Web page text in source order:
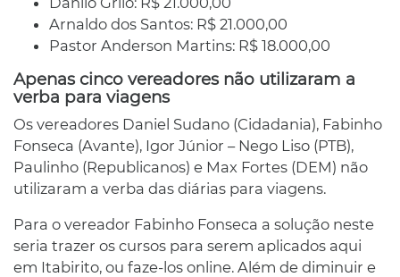
Arnaldo dos Santos: R$ 21.000,00
Pastor Anderson Martins: R$ 18.000,00
Apenas cinco vereadores não utilizaram a
verba para viagens
Os vereadores Daniel Sudano (Cidadania), Fabinho
Fonseca (Avante), Igor Júnior – Nego Liso (PTB),
Paulinho (Republicanos) e Max Fortes (DEM) não
utilizaram a verba das diárias para viagens.
Para o vereador Fabinho Fonseca a solução neste
seria trazer os cursos para serem aplicados aqui
em Itabirito, ou faze-los online. Além de diminuir e